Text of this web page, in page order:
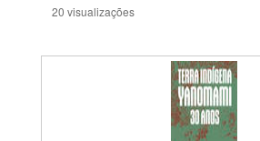
20 visualizações